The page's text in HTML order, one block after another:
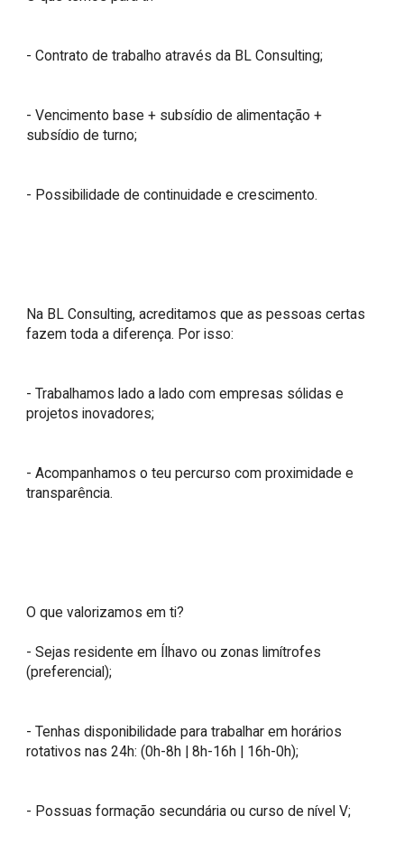
- Contrato de trabalho através da BL Consulting;
- Vencimento base + subsídio de alimentação +
subsídio de turno;
- Possibilidade de continuidade e crescimento.
Na BL Consulting, acreditamos que as pessoas certas
fazem toda a diferença. Por isso:
- Trabalhamos lado a lado com empresas sólidas e
projetos inovadores;
- Acompanhamos o teu percurso com proximidade e
transparência.
O que valorizamos em ti?
- Sejas residente em Ílhavo ou zonas limítrofes
(preferencial);
- Tenhas disponibilidade para trabalhar em horários
rotativos nas 24h: (0h-8h | 8h-16h | 16h-0h);
- Possuas formação secundária ou curso de nível V;